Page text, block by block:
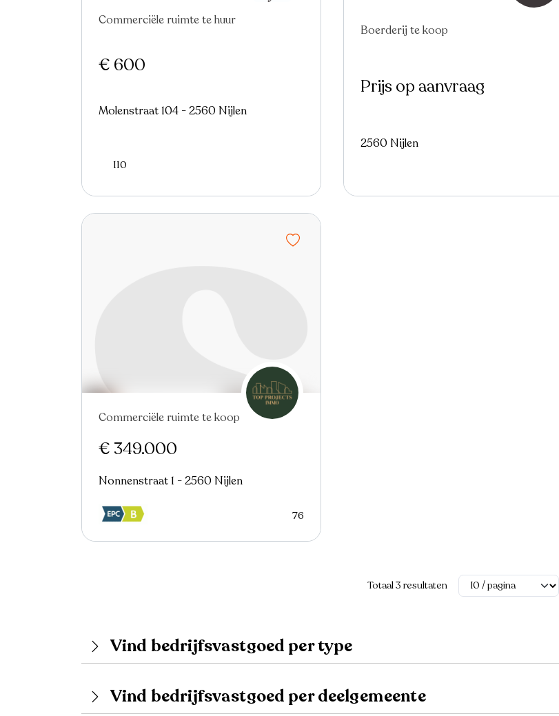
Commerciële ruimte te huur
€ 600
Molenstraat 104 - 2560 Nijlen
110
Boerderij te koop
Prijs op aanvraag
2560 Nijlen
Commerciële ruimte te koop
€ 349.000
Nonnenstraat 1 - 2560 Nijlen
76
Totaal 3 resultaten
Vind bedrijfsvastgoed per type
Vind bedrijfsvastgoed per deelgemeente